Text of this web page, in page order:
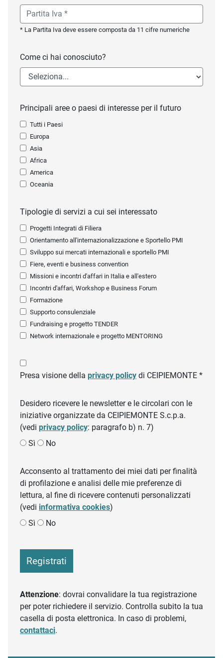
* La Partita Iva deve essere composta da 11 cifre numeriche
Come ci hai conosciuto?
Principali aree o paesi di interesse per il futuro
Tutti i Paesi
Europa
Asia
Africa
America
Oceania
Tipologie di servizi a cui sei interessato
Progetti Integrati di Filiera
Orientamento all'internazionalizzazione e Sportello PMI
Sviluppo sui mercati internazionali e sportello PMI
Fiere, eventi e business convention
Missioni e incontri d'affari in Italia e all'estero
Incontri d'affari, Workshop e Business Forum
Formazione
Supporto consulenziale
Fundraising e progetto TENDER
Network internazionale e progetto MENTORING
Presa visione della privacy policy di CEIPIEMONTE *
Desidero ricevere le newsletter e le circolari con le
iniziative organizzate da CEIPIEMONTE S.c.p.a.
(vedi privacy policy: paragrafo b) n. 7)
Sì
No
Acconsento al trattamento dei miei dati per finalità
di profilazione e analisi delle mie preferenze di
lettura, al fine di ricevere contenuti personalizzati
(vedi informativa cookies)
Sì
No
Registrati
Attenzione: dovrai convalidare la tua registrazione
per poter richiedere il servizio. Controlla subito la tua
casella di posta elettronica. In caso di problemi,
contattaci.